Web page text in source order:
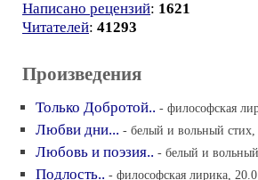
Написано рецензий: 1621
Читателей: 41293
Произведения
Только Добротой.. - философская
Любви дни... - белый и вольный стих,
Любовь и поэзия.. - белый и
Подлость.. - философская лирика,